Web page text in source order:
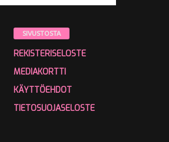
SIVUSTOSTA
REKISTERISELOSTE
MEDIAKORTTI
KÄYTTÖEHDOT
TIETOSUOJASELOSTE